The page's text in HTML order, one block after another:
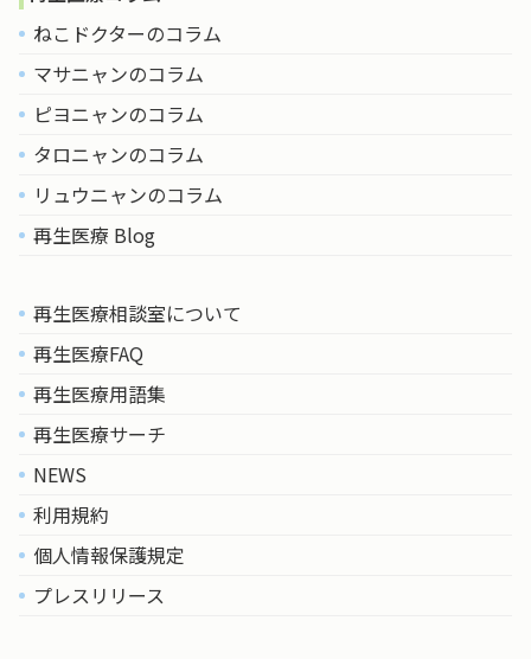
ねこドクターのコラム
マサニャンのコラム
ピヨニャンのコラム
タロニャンのコラム
リュウニャンのコラム
再生医療 Blog
再生医療相談室について
再生医療FAQ
再生医療用語集
再生医療サーチ
NEWS
利用規約
個人情報保護規定
プレスリリース